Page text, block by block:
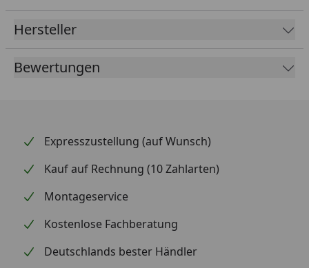
Hersteller
Bewertungen
Expresszustellung (auf Wunsch)
Kauf auf Rechnung (10 Zahlarten)
Montageservice
Kostenlose Fachberatung
Deutschlands bester Händler